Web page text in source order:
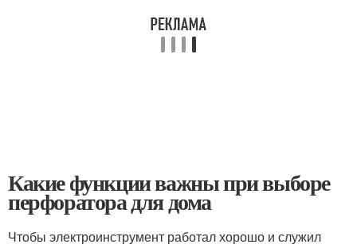
Какие функции важны при выборе
перфоратора для дома
Чтобы электроинструмент работал хорошо и служил